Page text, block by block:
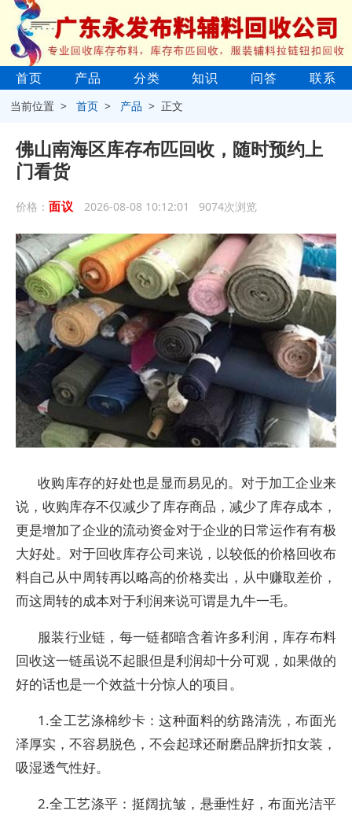
首页 产品 分类 知识 问答 联系
当前位置 >首页 > 产品 > 正文
佛山南海区库存布匹回收，随时预约上
门看货
价格： 面议 2026-08-08 10:12:01 9074次浏览
收购库存的好处也是显而易见的。对于加工企业来
说，收购库存不仅减少了库存商品，减少了库存成本，
更是增加了企业的流动资金对于企业的日常运作有有极
大好处。对于回收库存公司来说，以较低的价格回收布
料自己从中周转再以略高的价格卖出，从中赚取差价，
而这周转的成本对于利润来说可谓是九牛一毛。
服装行业链，每一链都暗含着许多利润，库存布料
回收这一链虽说不起眼但是利润却十分可观，如果做的
好的话也是一个效益十分惊人的项目。
1.全工艺涤棉纱卡：这种面料的纺路清洗，布面光
泽厚实，不容易脱色，不会起球还耐磨品牌折扣女装，
吸湿透气性好。
2.全工艺涤平：挺阔抗皱，悬垂性好，布面光洁平